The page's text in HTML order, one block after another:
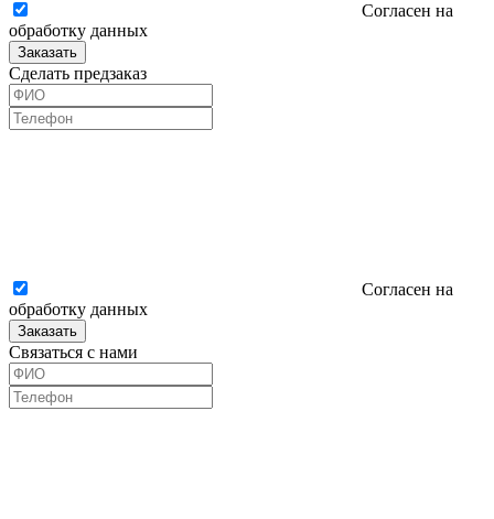
Согласен на
обработку данных
Заказать
Сделать предзаказ
Согласен на
обработку данных
Заказать
Связаться с нами